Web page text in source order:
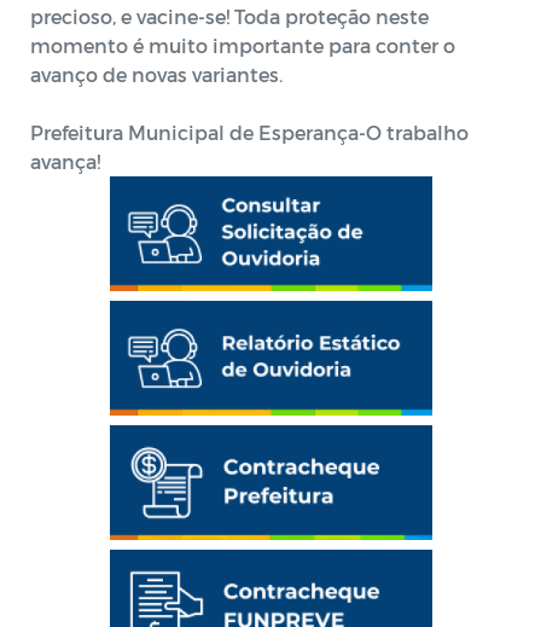
precioso, e vacine-se! Toda proteção neste
momento é muito importante para conter o
avanço de novas variantes.
Prefeitura Municipal de Esperança-O trabalho
avança!